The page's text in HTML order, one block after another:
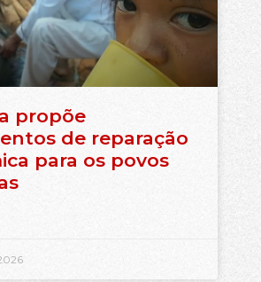
propõe
de reparação
para os povos